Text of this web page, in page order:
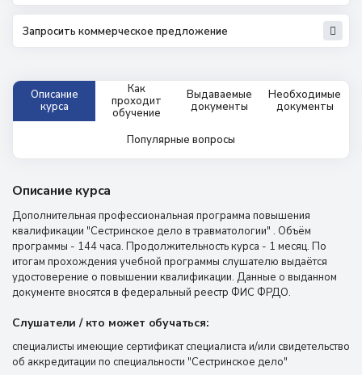
Запросить коммерческое предложение
Описание
курса
Как
проходит
обучение
Выдаваемые
документы
Необходимые
документы
Популярные вопросы
Описание курса
Дополнительная профессиональная программа повышения
квалификации "Сестринское дело в травматологии" . Объём
программы - 144 часа. Продолжительность курса - 1 месяц. По
итогам прохождения учебной программы слушателю выдаётся
удостоверение о повышении квалификации. Данные о выданном
документе вносятся в федеральный реестр ФИС ФРДО.
Слушатели / кто может обучаться:
специалисты имеющие сертификат специалиста и/или свидетельство
об аккредитации по специальности "Сестринское дело"